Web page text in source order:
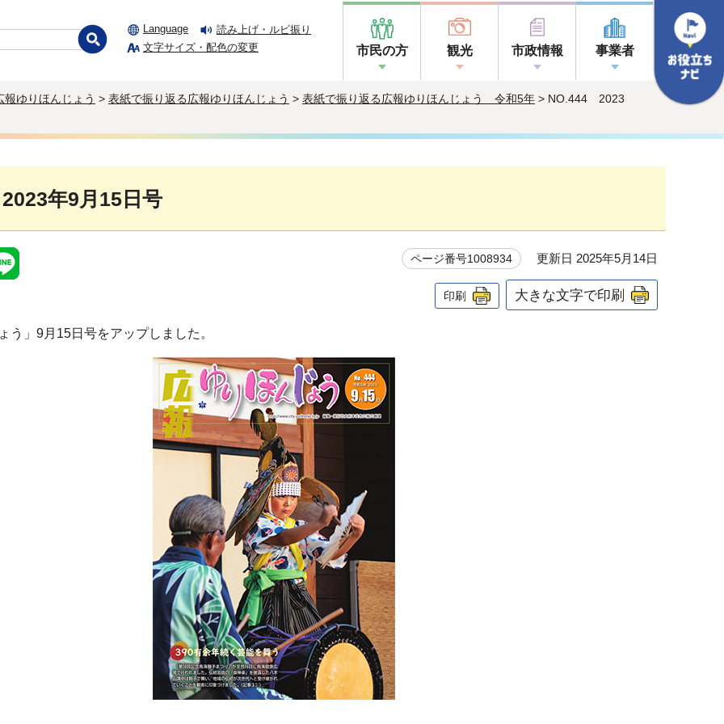
Language
読み上げ・ルビ振り
文字サイズ・配色の変更
市民の方 観光 市政情報 事業者
報ゆりほんじょう > 表紙で振り返る広報ゆりほんじょう > 表紙で振り返る広報ゆりほんじょう 令和5年 > NO.444 2023
年9月15日号
ページ番号1008934 更新日 2025年5月14日
印刷 大きな文字で印刷
う」9月15日号をアップしました。